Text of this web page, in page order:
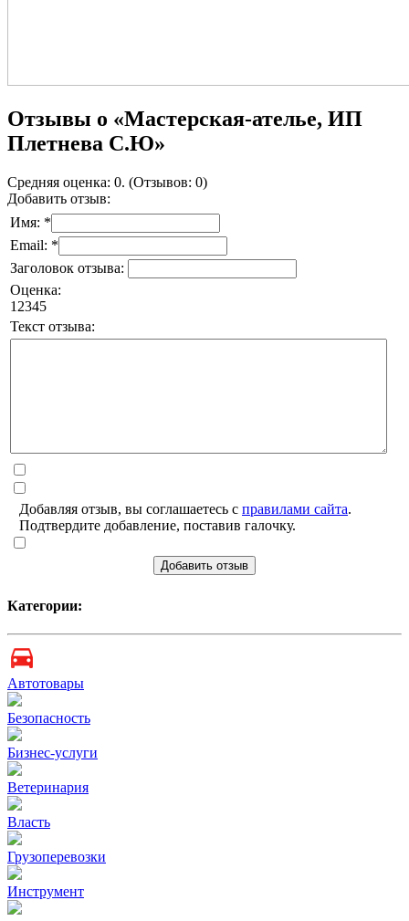
Отзывы о «Мастерская-ателье, ИП
Плетнева С.Ю»
Средняя оценка: 0. (Отзывов: 0)
Добавить отзыв:
Имя: *
Email: *
Заголовок отзыва:
Оценка:
1 2345
Текст отзыва:
Добавляя отзыв, вы соглашаетесь с правилами сайта.
Подтвердите добавление, поставив галочку.
Добавить отзыв
Категории:
Автотовары
Безопасность
Бизнес-услуги
Ветеринария
Власть
Грузоперевозки
Инструмент